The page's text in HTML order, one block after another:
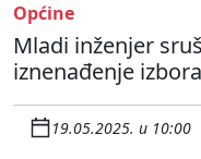
Općine
Mladi inženjer
iznenađenje izbora
19.05.2025. u 10:00